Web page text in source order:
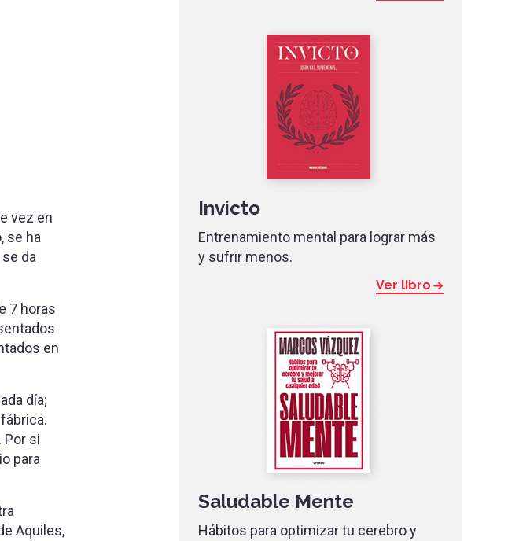
vez en
se ha
da
7 horas
en
día;
. Por si
para
Aquiles,
Invicto
Entrenamiento mental para lograr más
y sufrir menos.
Ver libro
Saludable Mente
Hábitos para optimizar tu cerebro y